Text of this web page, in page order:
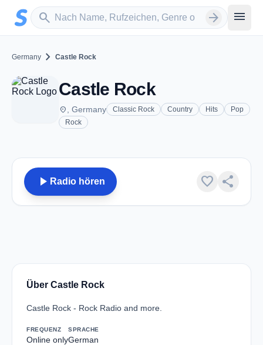
Zum Hauptinhalt springen
search
Sender suchen arrow_forward menu
Germany chevron_right Castle Rock
Castle Rock
place , Germany Classic Rock Country Hits
Pop
Rock
play_arrow Radio hören favorite share
Über Castle Rock
Castle Rock - Rock Radio and more.
FREQUENZ
Online only
SPRACHE
German